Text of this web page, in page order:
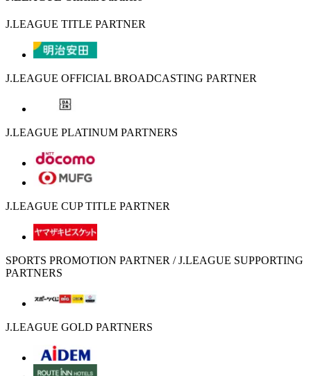
J.LEAGUE TITLE PARTNER
J.LEAGUE OFFICIAL BROADCASTING PARTNER
J.LEAGUE PLATINUM PARTNERS
J.LEAGUE CUP TITLE PARTNER
SPORTS PROMOTION PARTNER / J.LEAGUE SUPPORTING
PARTNERS
J.LEAGUE GOLD PARTNERS